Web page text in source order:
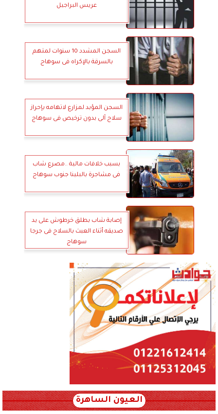
عريس البراجيل
السجن المشدد 10 سنوات لمتهم
بالسرقة بالإكراه فى سوهاج
السجن المؤبد لمزارع لاتهامه بإحراز
سلاح آلى بدون ترخيص فى سوهاج
بسبب خلافات مالية ..مصرع شاب
فى مشاجرة بالبلينا جنوب سوهاج
إصابة شاب بطلق خرطوش على يد
صديقه أثناء العبث بالسلاح فى جرجا
سوهاج
العيون الساهرة